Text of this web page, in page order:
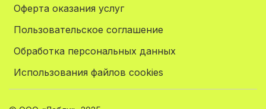
Оферта оказания услуг
Пользовательское соглашение
Обработка персональных данных
Использования файлов cookies